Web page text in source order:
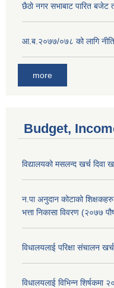
छै‌ठाे नगर सभाबाट पारित बजेट
आ.ब.२०७७/०७८ को लागि
more
Budget,
विद्यालयको मसलन्द खर्च दिवा
न.पा अनुदान कोटाको
भत्ता निकासा विवरण (२०७७
विधालयलाई परिक्षा स‌ंचालन
विधालयलाई विभिन्न शिर्षकमा